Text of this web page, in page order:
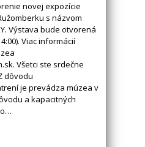
novej expozície
s názvom
Výstava bude otvorená
Viac informácií
Všetci ste srdečne
dôvodu
je prevádza múzea v
a kapacitných